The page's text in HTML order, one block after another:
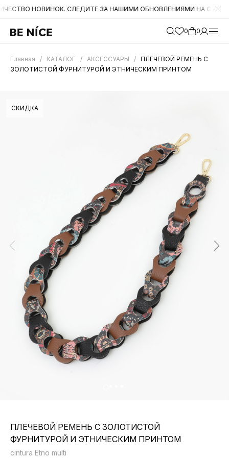
СЛЕДИТЕ ЗА НАШИМИ ОБНОВЛЕНИЯМИ НА САЙТЕ. А
0 0
Главная / КАТАЛОГ / АКСЕССУАРЫ / ПЛЕЧЕВОЙ РЕМЕНЬ С
ЗОЛОТИСТОЙ ФУРНИТУРОЙ И ЭТНИЧЕСКИМ ПРИНТОМ
СКИДКА
ПЛЕЧЕВОЙ РЕМЕНЬ С ЗОЛОТИСТОЙ
ФУРНИТУРОЙ И ЭТНИЧЕСКИМ ПРИНТОМ
cintura Etno multi